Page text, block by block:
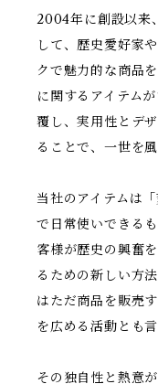
2004年に創設以来
して、歴史愛好家
クで魅力的な商品
に関するアイテム
覆し、実用性とデ
ることで、一世を
当社のアイテムは
で日常使いできる
客様が歴史の興奮
るための新しい方
はただ商品を販売
を広める活動とも言
その独自性と熱意